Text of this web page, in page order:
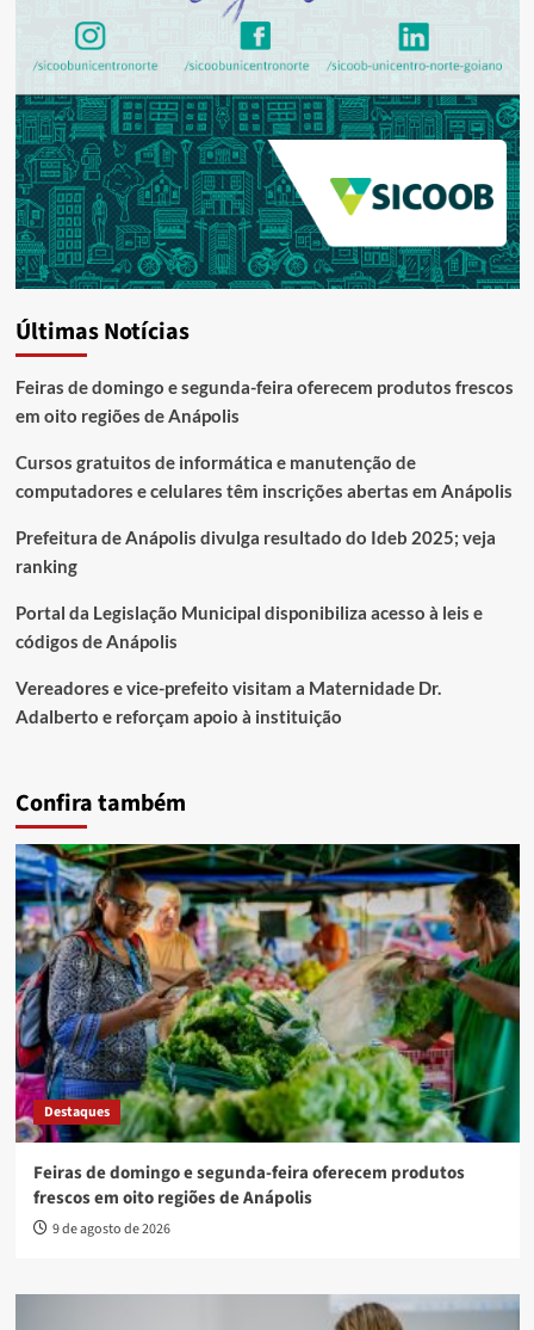
Últimas Notícias
Feiras de domingo e segunda-feira oferecem produtos frescos
em oito regiões de Anápolis
Cursos gratuitos de informática e manutenção de
computadores e celulares têm inscrições abertas em Anápolis
Prefeitura de Anápolis divulga resultado do Ideb 2025; veja
ranking
Portal da Legislação Municipal disponibiliza acesso à leis e
códigos de Anápolis
Vereadores e vice-prefeito visitam a Maternidade Dr.
Adalberto e reforçam apoio à instituição
Confira também
Destaques
Feiras de domingo e segunda-feira oferecem produtos
frescos em oito regiões de Anápolis
9 de agosto de 2026